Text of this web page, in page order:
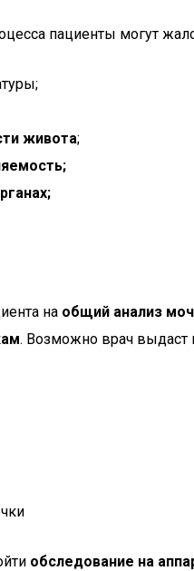
пациенты могут
живота;
на общий анализ
. Возможно врач выдаст
обследование на